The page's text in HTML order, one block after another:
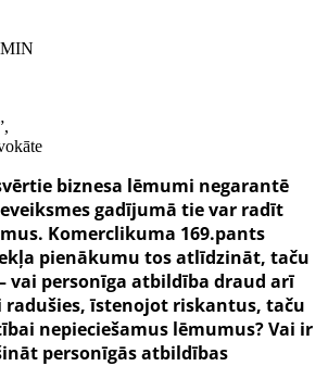
biznesa lēmumi negarantē
gadījumā tie var radīt
Komerclikuma 169.pants
pienākumu tos atlīdzināt, taču
vai personīga atbildība draud arī
īstenojot riskantus, taču
nepieciešamus lēmumus? Vai ir
personīgās atbildības